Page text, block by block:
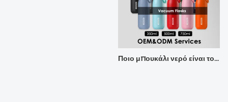
Ποιο μπουκάλι νερό είναι το πιο υγιεινό;